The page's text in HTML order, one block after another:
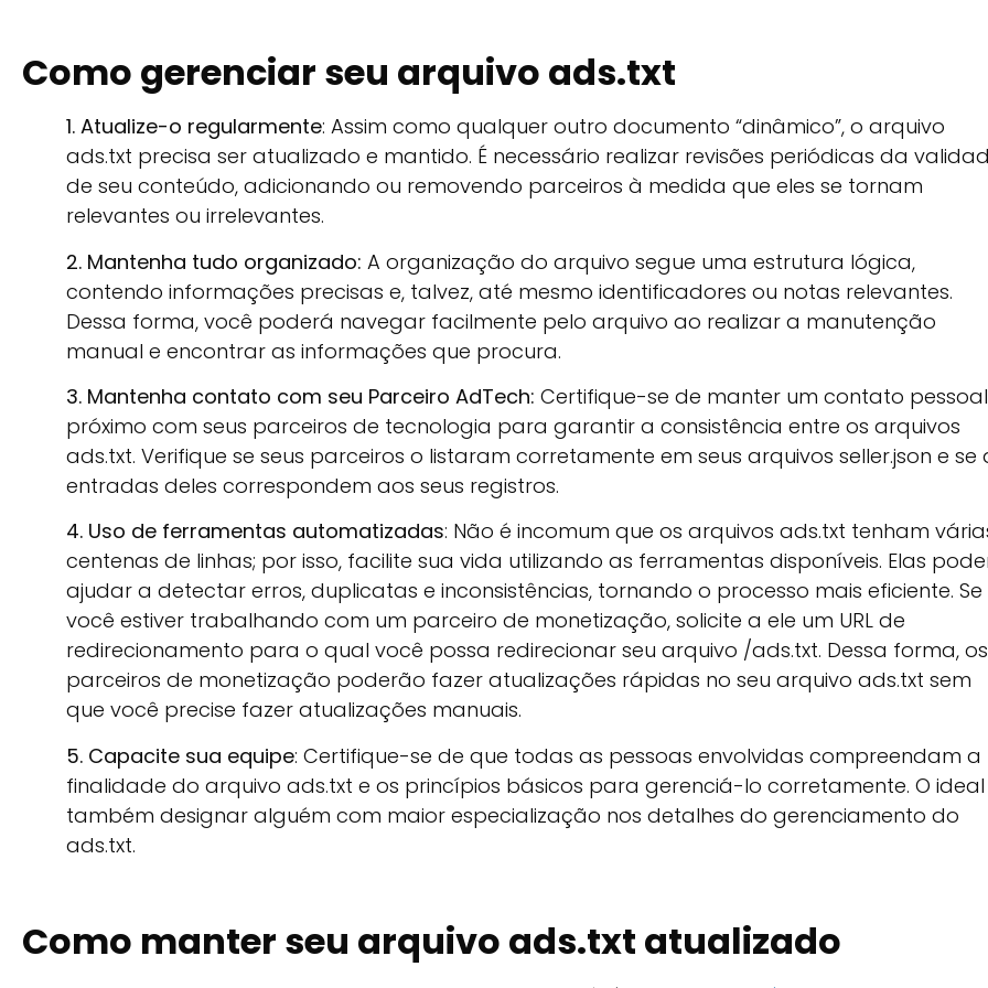
Como gerenciar seu arquivo ads.txt
1. Atualize-o regularmente: Assim como qualquer outro documento “dinâmico”, o arquivo
ads.txt precisa ser atualizado e mantido. É necessário realizar revisões periódicas da
de seu conteúdo, adicionando ou removendo parceiros à medida que eles se tornam
relevantes ou irrelevantes.
2. Mantenha tudo organizado: A organização do arquivo segue uma estrutura lógica,
contendo informações precisas e, talvez, até mesmo identificadores ou notas relevantes.
Dessa forma, você poderá navegar facilmente pelo arquivo ao realizar a manutenção
manual e encontrar as informações que procura.
3. Mantenha contato com seu Parceiro AdTech: Certifique-se de manter um contato pessoal
próximo com seus parceiros de tecnologia para garantir a consistência entre os arquivos
ads.txt. Verifique se seus parceiros o listaram corretamente em seus arquivos seller.json e se
entradas deles correspondem aos seus registros.
4. Uso de ferramentas automatizadas: Não é incomum que os arquivos ads.txt tenham
centenas de linhas; por isso, facilite sua vida utilizando as ferramentas disponíveis. Elas
ajudar a detectar erros, duplicatas e inconsistências, tornando o processo mais eficiente. Se
você estiver trabalhando com um parceiro de monetização, solicite a ele um URL de
redirecionamento para o qual você possa redirecionar seu arquivo /ads.txt. Dessa forma, os
parceiros de monetização poderão fazer atualizações rápidas no seu arquivo ads.txt sem
que você precise fazer atualizações manuais.
5. Capacite sua equipe: Certifique-se de que todas as pessoas envolvidas compreendam a
finalidade do arquivo ads.txt e os princípios básicos para gerenciá-lo corretamente. O
também designar alguém com maior especialização nos detalhes do gerenciamento do
ads.txt.
Como manter seu arquivo ads.txt atualizado